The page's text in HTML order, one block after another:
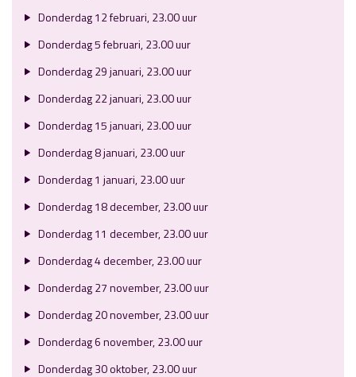
Donderdag 12 februari, 23.00 uur
Donderdag 5 februari, 23.00 uur
Donderdag 29 januari, 23.00 uur
Donderdag 22 januari, 23.00 uur
Donderdag 15 januari, 23.00 uur
Donderdag 8 januari, 23.00 uur
Donderdag 1 januari, 23.00 uur
Donderdag 18 december, 23.00 uur
Donderdag 11 december, 23.00 uur
Donderdag 4 december, 23.00 uur
Donderdag 27 november, 23.00 uur
Donderdag 20 november, 23.00 uur
Donderdag 6 november, 23.00 uur
Donderdag 30 oktober, 23.00 uur